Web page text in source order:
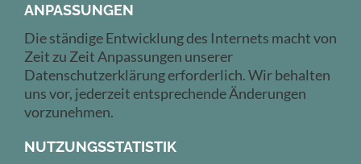
ANPASSUNGEN
Die ständige Entwicklung des Internets macht von
Zeit zu Zeit Anpassungen unserer
Datenschutzerklärung erforderlich. Wir behalten
uns vor, jederzeit entsprechende Änderungen
vorzunehmen.
NUTZUNGSSTATISTIK